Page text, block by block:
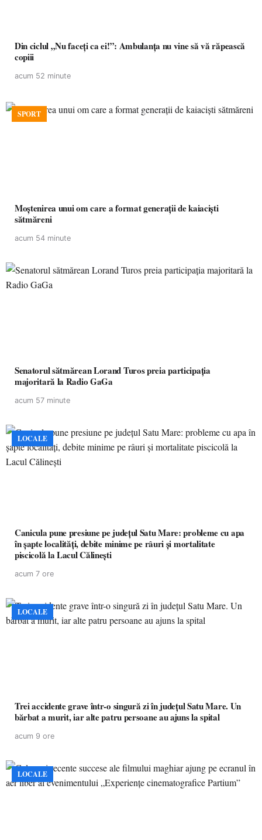
Din ciclul „Nu faceți ca ei!”: Ambulanța nu vine să vă răpească
copiii
acum 52 minute
SPORT
Moștenirea unui om care a format generații de kaiaciști
sătmăreni
acum 54 minute
Senatorul sătmărean Lorand Turos preia participația
majoritară la Radio GaGa
acum 57 minute
LOCALE
Canicula pune presiune pe județul Satu Mare: probleme cu apa
în șapte localități, debite minime pe râuri și mortalitate
piscicolă la Lacul Călinești
acum 7 ore
LOCALE
Trei accidente grave într-o singură zi în județul Satu Mare. Un
bărbat a murit, iar alte patru persoane au ajuns la spital
acum 9 ore
LOCALE